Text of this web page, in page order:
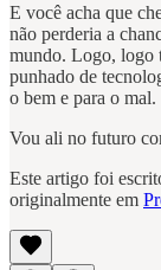
E você acha que
não perderia a
mundo. Logo, logo
punhado de
o bem e para o mal.
Vou ali no futuro
Este artigo foi
originalmente em